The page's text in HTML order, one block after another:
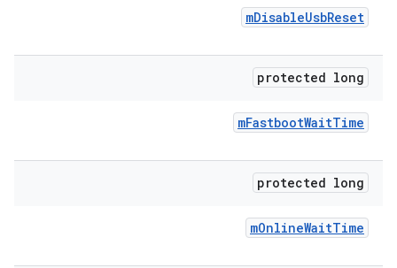
mDisableUsbReset
protected long
mFastbootWaitTime
protected long
mOnlineWaitTime